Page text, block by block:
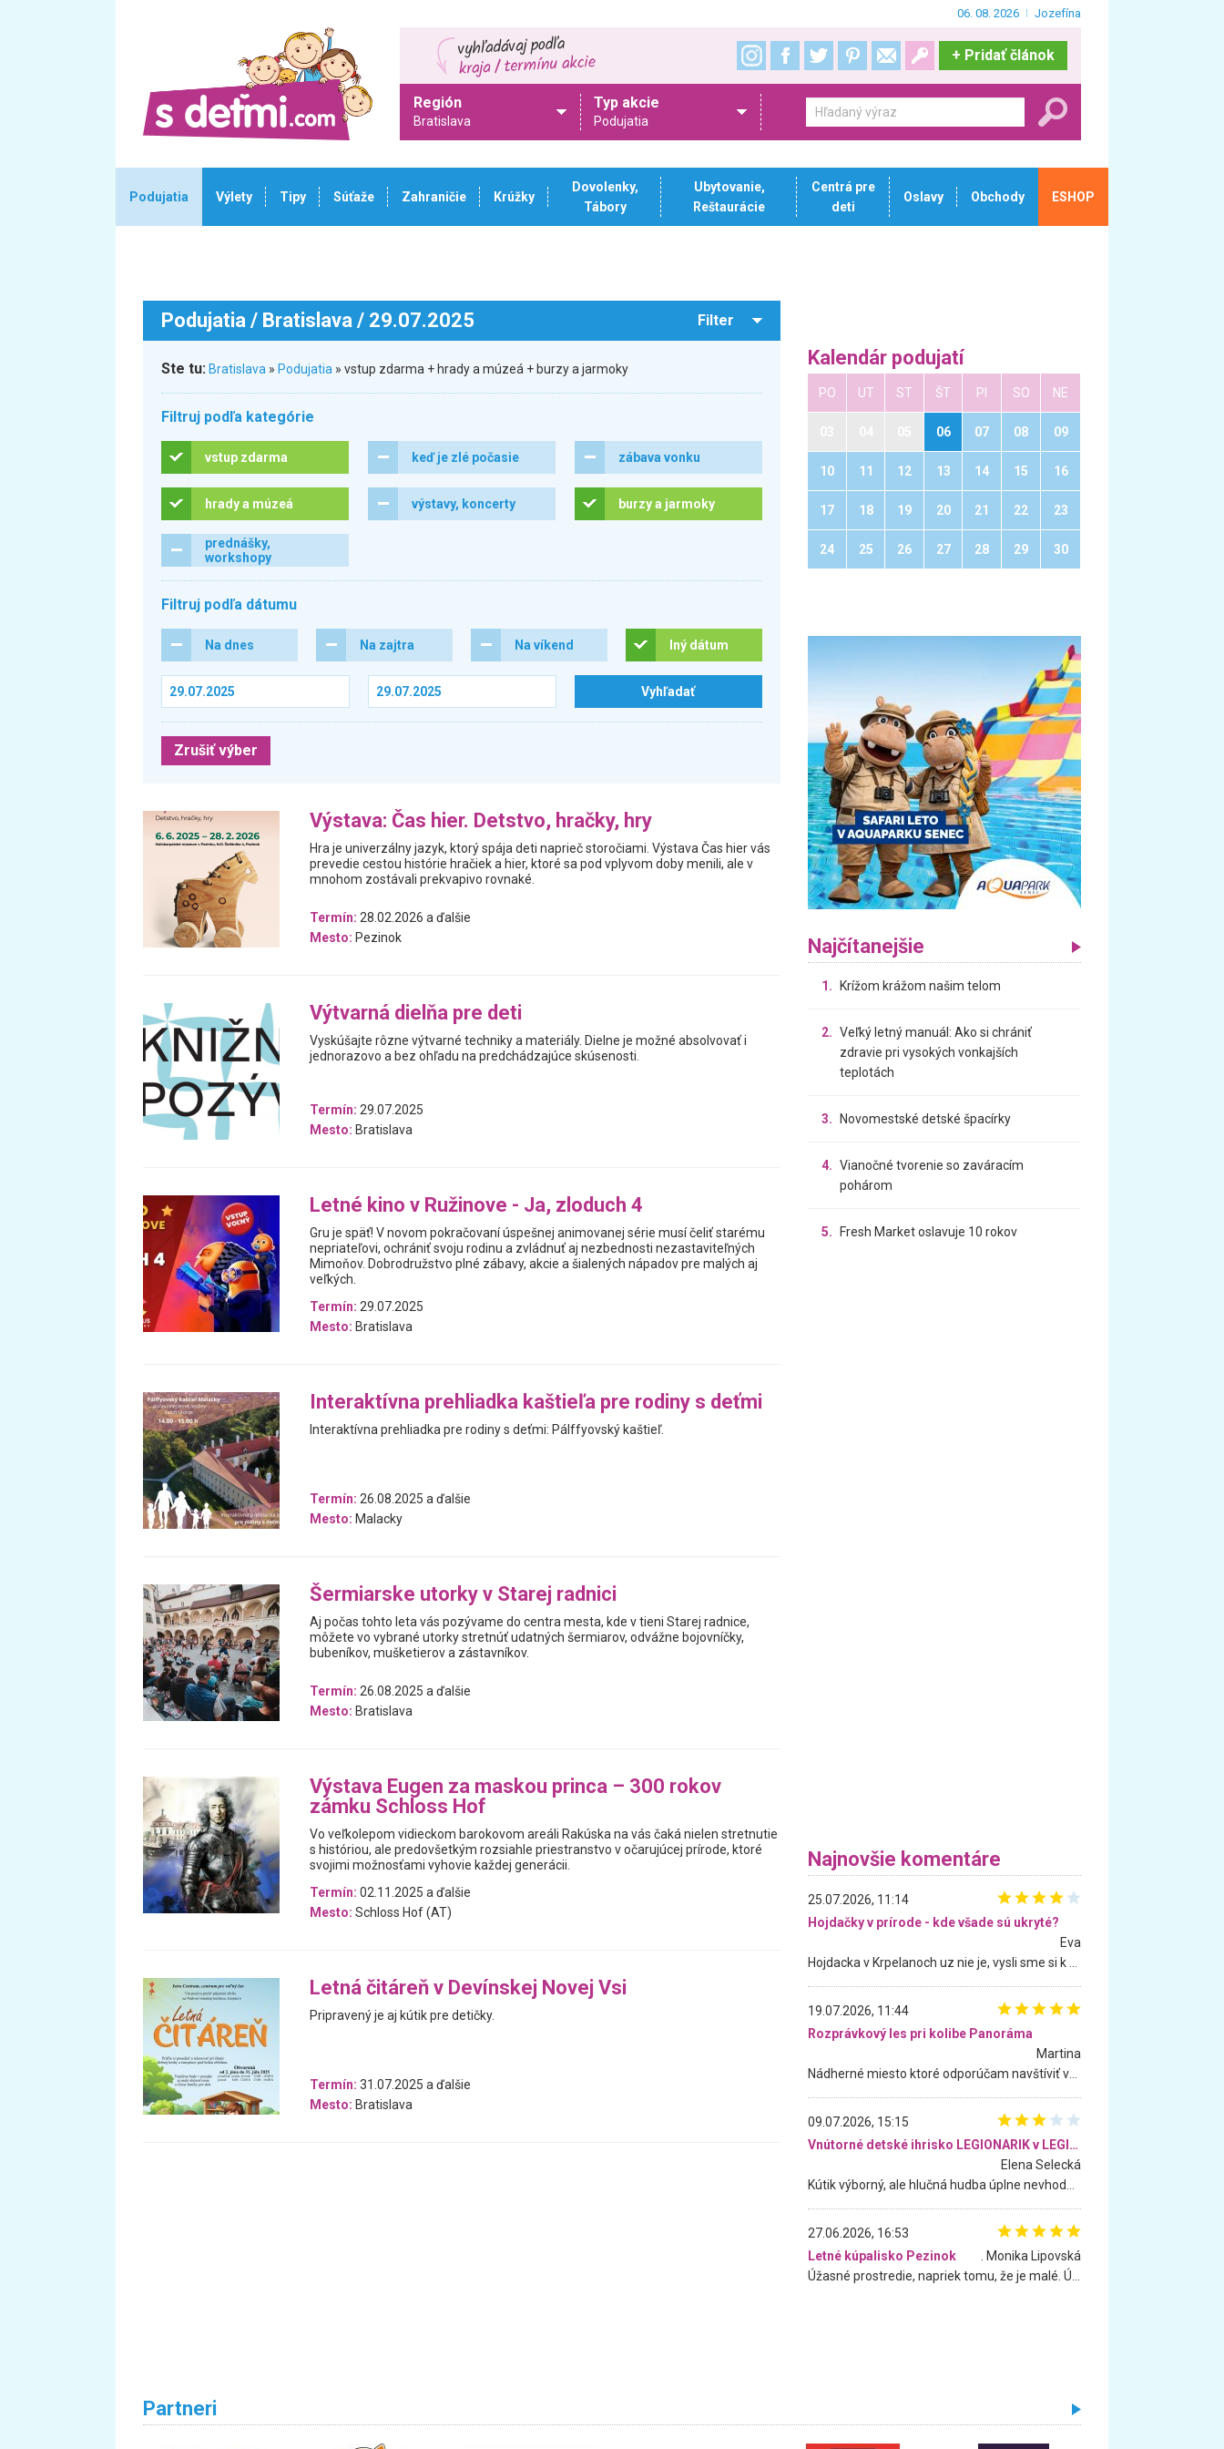
06. 08. 2026 Jozefína
+ Pridať článok
Región
Bratislava
Typ akcie
Podujatia
Podujatia Výlety Tipy Súťaže Zahraničie Krúžky
Dovolenky,
Tábory
Ubytovanie,
Reštaurácie
Centrá pre
deti
Oslavy Obchody ESHOP
Podujatia / Bratislava / 29.07.2025 Filter
Ste tu: Bratislava » Podujatia » vstup zdarma + hrady a múzeá + burzy a jarmoky
Filtruj podľa kategórie
vstup zdarma keď je zlé počasie zábava vonku
hrady a múzeá výstavy, koncerty burzy a jarmoky
prednášky,
workshopy
Filtruj podľa dátumu
Na dnes Na zajtra Na víkend Iný dátum
Zrušiť výber
Výstava: Čas hier. Detstvo, hračky, hry
Hra je univerzálny jazyk, ktorý spája deti naprieč storočiami. Výstava Čas hier vás
prevedie cestou histórie hračiek a hier, ktoré sa pod vplyvom doby menili, ale v
mnohom zostávali prekvapivo rovnaké.
Termín: 28.02.2026 a ďalšie
Mesto: Pezinok
Výtvarná dielňa pre deti
Vyskúšajte rôzne výtvarné techniky a materiály. Dielne je možné absolvovať i
jednorazovo a bez ohľadu na predchádzajúce skúsenosti.
Termín: 29.07.2025
Mesto: Bratislava
Letné kino v Ružinove - Ja, zloduch 4
Gru je späť! V novom pokračovaní úspešnej animovanej série musí čeliť starému
nepriateľovi, ochrániť svoju rodinu a zvládnuť aj nezbednosti nezastaviteľných
Mimoňov. Dobrodružstvo plné zábavy, akcie a šialených nápadov pre malých aj
veľkých.
Termín: 29.07.2025
Mesto: Bratislava
Interaktívna prehliadka kaštieľa pre rodiny s deťmi
Interaktívna prehliadka pre rodiny s deťmi: Pálffyovský kaštieľ.
Termín: 26.08.2025 a ďalšie
Mesto: Malacky
Šermiarske utorky v Starej radnici
Aj počas tohto leta vás pozývame do centra mesta, kde v tieni Starej radnice,
môžete vo vybrané utorky stretnúť udatných šermiarov, odvážne bojovníčky,
bubeníkov, mušketierov a zástavníkov.
Termín: 26.08.2025 a ďalšie
Mesto: Bratislava
Výstava Eugen za maskou princa – 300 rokov
zámku Schloss Hof
Vo veľkolepom vidieckom barokovom areáli Rakúska na vás čaká nielen stretnutie
s históriou, ale predovšetkým rozsiahle priestranstvo v očarujúcej prírode, ktoré
svojimi možnosťami vyhovie každej generácii.
Termín: 02.11.2025 a ďalšie
Mesto: Schloss Hof (AT)
Letná čitáreň v Devínskej Novej Vsi
Pripravený je aj kútik pre detičky.
Termín: 31.07.2025 a ďalšie
Mesto: Bratislava
Kalendár podujatí
PO UT ST ŠT PI SO NE
06 07 08 09
10 11 12 13 14 15 16
17 18 19 20 21 22 23
24 25 26 27 28 29 30
Najčítanejšie
1. Krížom krážom našim telom
2. Veľký letný manuál: Ako si chrániť
zdravie pri vysokých vonkajších
teplotách
3. Novomestské detské špacírky
4. Vianočné tvorenie so zaváracím
pohárom
5. Fresh Market oslavuje 10 rokov
Najnovšie komentáre
25.07.2026, 11:14
Hojdačky v prírode - kde všade sú ukryté?
Eva
19.07.2026, 11:44
Rozprávkový les pri kolibe Panoráma
Martina
09.07.2026, 15:15
Vnútorné detské ihrisko LEGIONARIK v LEGIA Fitness
Elena Selecká
27.06.2026, 16:53
Letné kúpalisko Pezinok
. Monika Lipovská
Partneri